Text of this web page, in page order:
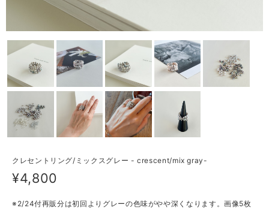
クレセントリング/ミックスグレー - crescent/mix gray-
¥4,800
※2/24付再販分は初回よりグレーの色味がやや深くなります。画像5枚